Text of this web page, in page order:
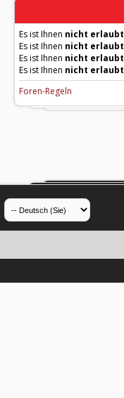
Es ist Ihnen nicht erlaubt
Es ist Ihnen nicht erlaubt
Es ist Ihnen nicht erlaubt
Es ist Ihnen nicht erlaubt
Foren-Regeln